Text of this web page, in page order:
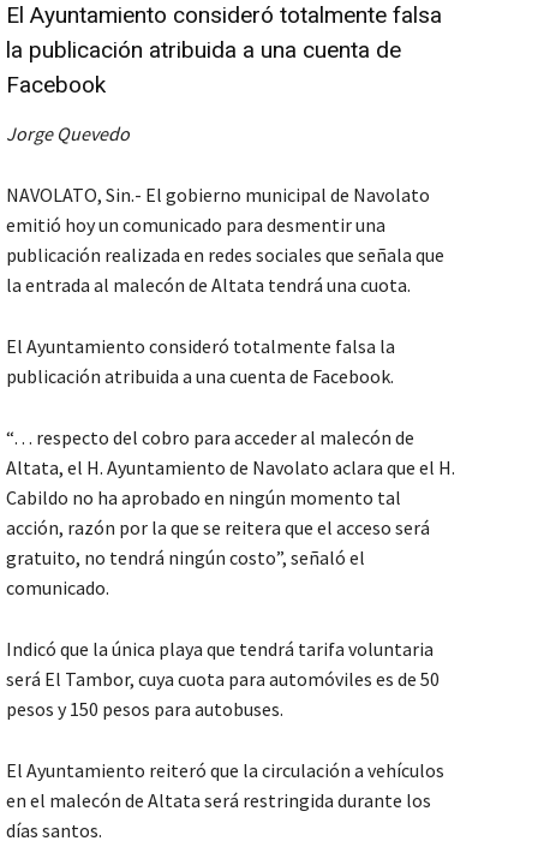
El Ayuntamiento consideró totalmente falsa
la publicación atribuida a una cuenta de
Facebook
Jorge Quevedo
NAVOLATO, Sin.- El gobierno municipal de Navolato
emitió hoy un comunicado para desmentir una
publicación realizada en redes sociales que señala que
la entrada al malecón de Altata tendrá una cuota.
El Ayuntamiento consideró totalmente falsa la
publicación atribuida a una cuenta de Facebook.
“… respecto del cobro para acceder al malecón de
Altata, el H. Ayuntamiento de Navolato aclara que el H.
Cabildo no ha aprobado en ningún momento tal
acción, razón por la que se reitera que el acceso será
gratuito, no tendrá ningún costo”, señaló el
comunicado.
Indicó que la única playa que tendrá tarifa voluntaria
será El Tambor, cuya cuota para automóviles es de 50
pesos y 150 pesos para autobuses.
El Ayuntamiento reiteró que la circulación a vehículos
en el malecón de Altata será restringida durante los
días santos.